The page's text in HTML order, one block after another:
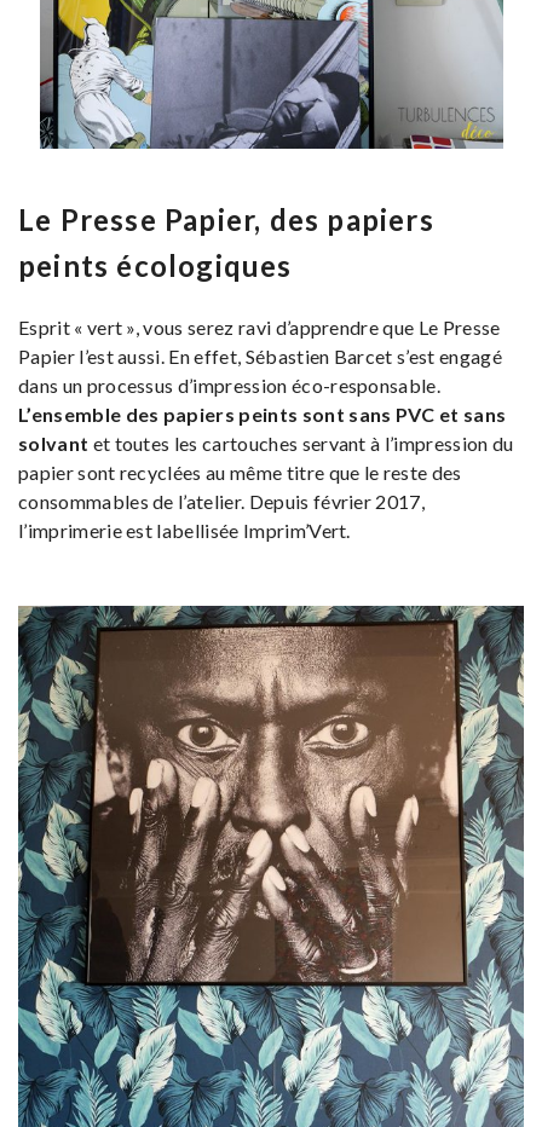
Le Presse Papier, des papiers
peints écologiques
Esprit « vert », vous serez ravi d’apprendre que Le Presse
Papier l’est aussi. En effet, Sébastien Barcet s’est engagé
dans un processus d’impression éco-responsable.
L’ensemble des papiers peints sont sans PVC et sans
solvant et toutes les cartouches servant à l’impression du
papier sont recyclées au même titre que le reste des
consommables de l’atelier. Depuis février 2017,
l’imprimerie est labellisée Imprim’Vert.